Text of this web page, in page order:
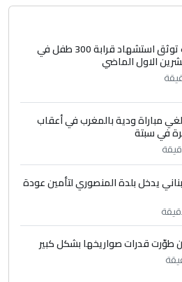
للعراق ومن اصول عريقة
يرد على صدام حسين سل
كامل)
4
عصابة علي ماما يسقط
للعراق ومن اصول عريقة
يرد على صدام حسين سل
كامل)
استاذ حامدتركان. كلام
الحقيقي للإنسان
اليونيسف توثق استشهاد قرابة 300 طفل في
الاول الماضي
مباراة ودية بالمغرب في أعقاب
في سبتة
يدخل بلدة المنصوري لتأمين عودة
طوّرت قدرات صواريخها بشكل كبير